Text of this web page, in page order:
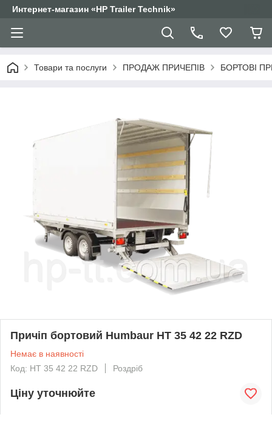
Интернет-магазин «HP Trailer Technik»
Товари та послуги ПРОДАЖ ПРИЧЕПІВ БОРТОВІ
Причіп бортовий Humbaur HT 35 42 22 RZD
Немає в наявності
Код: HT 35 42 22 RZD
Роздріб
Ціну уточнюйте